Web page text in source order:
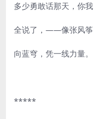
多少勇敢话那天，你我
全说了，——像张风筝
向蓝穹，凭一线力量。
*****